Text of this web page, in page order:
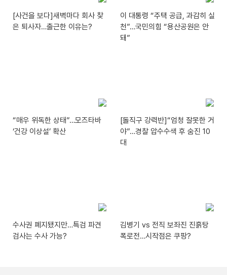
[사건을 보다]새벽마다 회사 찾
은 퇴사자…출근한 이유는?
이 대통령 “주택 공급, 과감히 실
천”…국민의힘 “용산공원은 안
돼”
“매우 위독한 상태”…모즈타바
‘건강 이상설’ 확산
[돌직구 강력반]“엄청 잘못한 거
야”…경찰 압수수색 후 숨진 10
대
수사권 폐지됐지만…특검 파견
검사는 수사 가능?
김병기 vs 전직 보좌진 진흙탕
폭로전…시작점은 쿠팡?